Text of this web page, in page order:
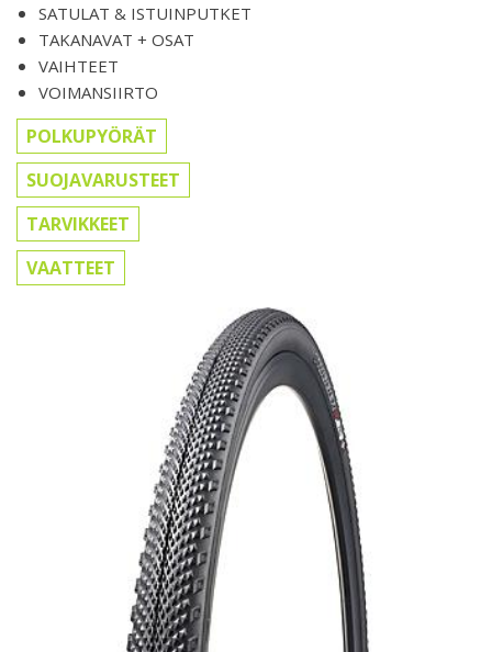
SATULAT & ISTUINPUTKET
TAKANAVAT + OSAT
VAIHTEET
VOIMANSIIRTO
POLKUPYÖRÄT
SUOJAVARUSTEET
TARVIKKEET
VAATTEET